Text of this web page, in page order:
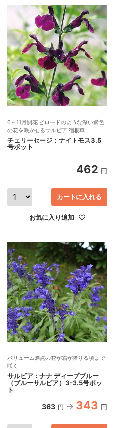
6～11月開花 ビロードのような深い紫色
の花を咲かせるサルビア 宿根草
チェリーセージ：ナイトモス3.5
号ポット
462 円
カートに入れる
お気に入り追加
ボリューム満点の花が霜が降りる頃まで
咲く
サルビア：ナナ ディープブルー
（ブルーサルビア）3-3.5号ポッ
ト
363 円 343 円